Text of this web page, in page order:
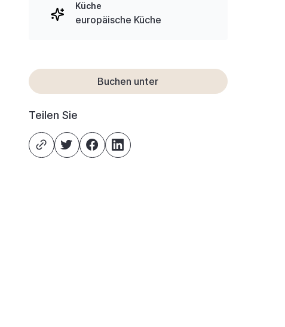
Küche
europäische Küche
Buchen unter
Teilen Sie